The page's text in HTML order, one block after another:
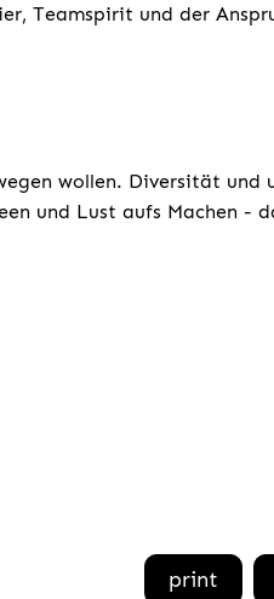
Teamspirit und der
wollen. Diversität und
und Lust aufs Machen -
print